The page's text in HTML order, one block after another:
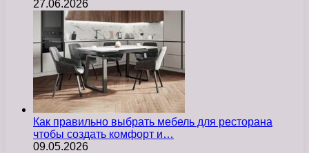
27.06.2026
Как правильно выбрать мебель для ресторана
чтобы создать комфорт и…
09.05.2026